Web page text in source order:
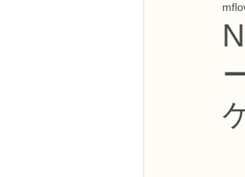
NFD講師研究
NFDフラワー